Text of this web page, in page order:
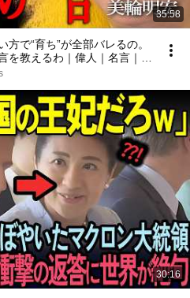
35:58
方で“育ち”が全部バレるの。
を教えるわ｜偉人｜名言｜言
30:16